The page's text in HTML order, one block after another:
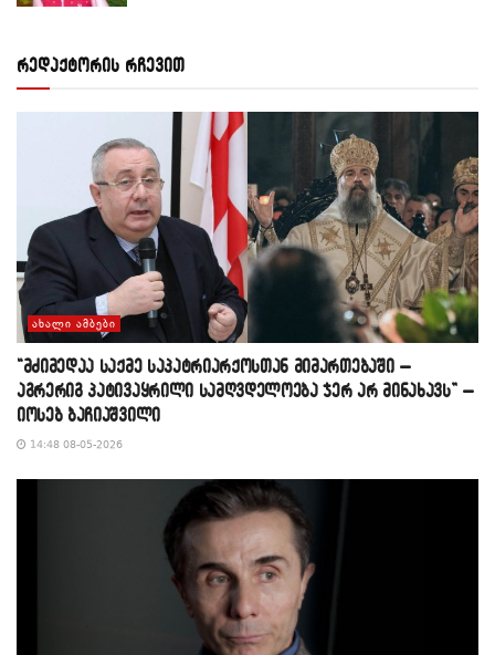
რედაქტორის რჩევით
ᲐᲮᲐᲚᲘ ᲐᲛᲑᲔᲑᲘ
“მძიმედაა საქმე საპატრიარქოსთან მიმართებაში –
აგრერიგ პატივაყრილი სამღვდელოება ჯერ არ მინახავს” –
იოსებ ბაჩიაშვილი
14:48 08-05-2026